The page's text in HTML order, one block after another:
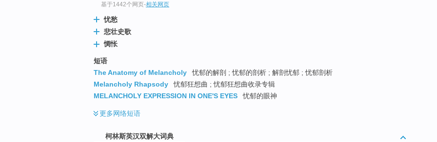
基于1442个网页-相关网页
忧愁
悲壮史歌
惆怅
短语
The Anatomy of Melancholy
忧郁的解剖 ; 忧郁的剖析 ; 解剖忧郁 ; 忧郁剖析
Melancholy Rhapsody
忧郁狂想曲 ; 忧郁狂想曲收录专辑
MELANCHOLY EXPRESSION IN ONE'S EYES
忧郁的眼神
更多网络短语
柯林斯英汉双解大词典